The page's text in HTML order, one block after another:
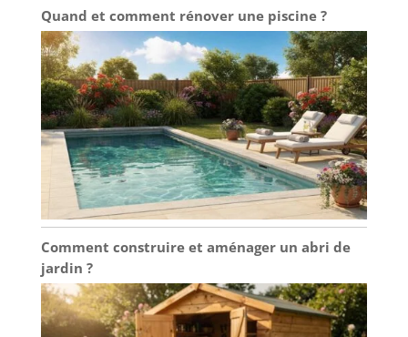
Quand et comment rénover une piscine ?
Comment construire et aménager un abri de
jardin ?